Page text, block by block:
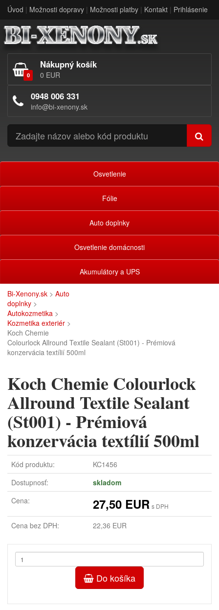
Úvod | Možnosti dopravy | Možnosti platby | Kontakt | Prihlásenie
0
Nákupný košík
0 EUR
0948 006 331
info@bi-xenony.sk
Osvetlenie
Fólie
Auto doplnky
Osvetlenie domácnosti
Akumulátory a UPS
Bi-Xenony.sk > Auto
doplnky >
Autokozmetika >
Kozmetika exteriér >
Koch Chemie
Colourlock Allround Textile Sealant (St001) - Prémiová
konzervácia textílií 500ml
Koch Chemie Colourlock
Allround Textile Sealant
(St001) - Prémiová
konzervácia textílií 500ml
Kód produktu:
KC1456
Dostupnosť:
skladom
Cena:
27,50 EUR s DPH
Cena bez DPH: 22,36 EUR
Do košíka